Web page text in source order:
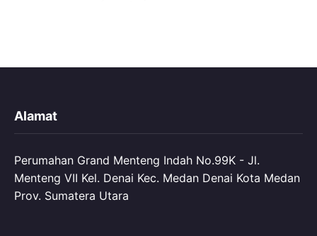
Alamat
Perumahan Grand Menteng Indah No.99K - Jl.
Menteng VII Kel. Denai Kec. Medan Denai Kota Medan
Prov. Sumatera Utara